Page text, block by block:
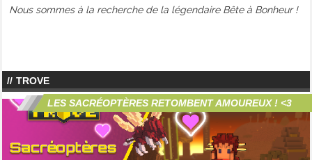
Nous sommes à la recherche de la légendaire Bête à Bonheur !
TROVE
LES SACRÉOPTÈRES RETOMBENT AMOUREUX ! <3